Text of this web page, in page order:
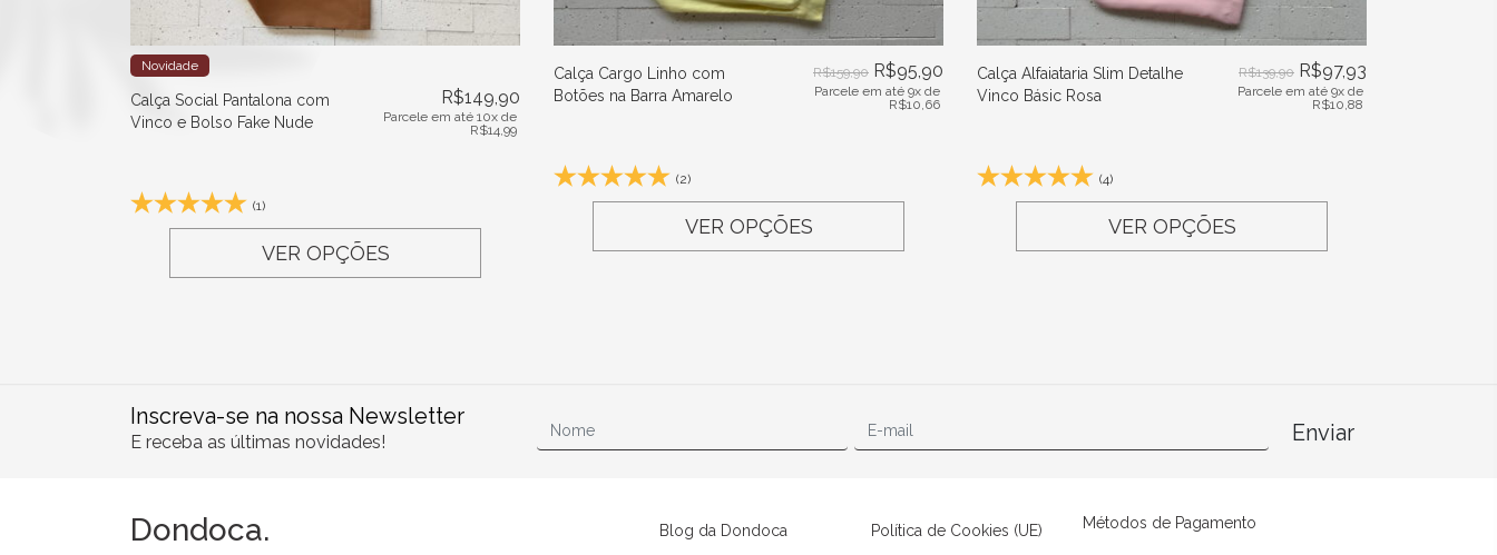
Novidade
Calça Social Pantalona com
Vinco e Bolso Fake Nude
R$149,90
Parcele em até 10x de
R$14,99
(1)
VER OPÇÕES
Calça Cargo Linho com
Botões na Barra Amarelo
R$159,90 R$95,90
Parcele em até 9x de
R$10,66
(2)
VER OPÇÕES
Calça Alfaiataria Slim Detalhe
Vinco Básic Rosa
R$139,90 R$97,93
Parcele em até 9x de
R$10,88
(4)
VER OPÇÕES
Inscreva-se na nossa Newsletter
E receba as últimas novidades! Enviar
Dondoca. Blog da Dondoca Política de Cookies (UE) Métodos de Pagamento